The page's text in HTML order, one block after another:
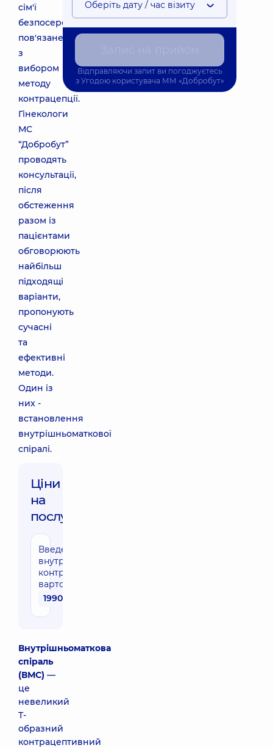
сім'ї
безпосередньо
пов'язане
з
вибором
методу
контрацепції.
Гінекологи
МС
“Добробут”
проводять
консультації,
після
обстеження
разом із
пацієнтами
обговорюють
найбільш
підходящі
варіанти,
пропонують
сучасні
та
ефективні
методи.
Один із
них -
встановлення
внутрішньоматкової
спіралі.
Ціни
на
послуги:
Введення
внутрішньоматкового
контрацептиву (без
вартості спіралі)
1990 грн
Внутрішньоматкова
спіраль
(ВМС) —
це
невеликий
Т-
образний
контрацептивний
Оберіть дату / час візиту
Відправляючи запит ви погоджуєтесь
з Угодою користувача ММ «Добробут»